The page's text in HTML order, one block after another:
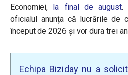
Economiei, la final de august.
oficialul anunța că lucrările de
început de 2026 și vor dura trei
Echipa Biziday nu a